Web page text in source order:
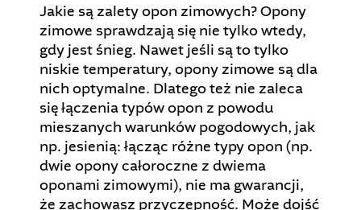
Jakie są zalety opon zimowych? Opony
zimowe sprawdzają się nie tylko wtedy,
gdy jest śnieg. Nawet jeśli są to tylko
niskie temperatury, opony zimowe są dla
nich optymalne. Dlatego też nie zaleca
się łączenia typów opon z powodu
mieszanych warunków pogodowych, jak
np. jesienią: łącząc różne typy opon (np.
dwie opony całoroczne z dwiema
oponami zimowymi), nie ma gwarancji,
że zachowasz przyczepność. Może dojść